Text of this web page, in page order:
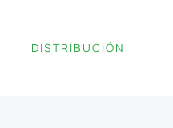
DISTRIBUCIÓN